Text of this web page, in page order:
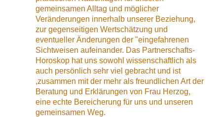
gemeinsamen Alltag und möglicher
Veränderungen innerhalb unserer Beziehung,
zur gegenseitigen Wertschätzung und
eventueller Änderungen der "eingefahrenen
Sichtweisen aufeinander. Das Partnerschafts-
Horoskop hat uns sowohl wissenschaftlich als
auch persönlich sehr viel gebracht und ist
,zusammen mit der mehr als freundlichen Art der
Beratung und Erklärungen von Frau Herzog,
eine echte Bereicherung für uns und unseren
gemeinsamen Weg.